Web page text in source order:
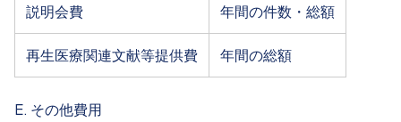
説明会費 年間の件数・総額
再生医療関連文献等提供費 年間の総額
E. その他費用